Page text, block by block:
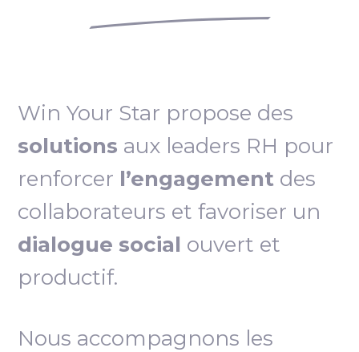
Win Your Star propose des
solutions aux leaders RH pour
renforcer l’engagement des
collaborateurs et favoriser un
dialogue social ouvert et
productif.
Nous accompagnons les